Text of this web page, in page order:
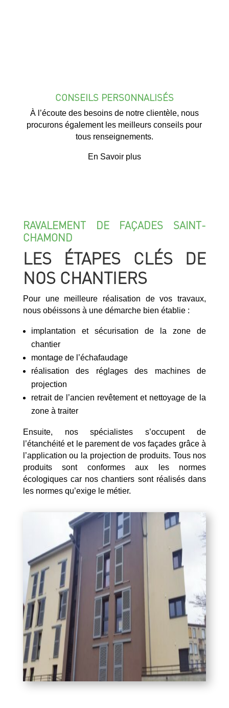
CONSEILS PERSONNALISÉS
À l’écoute des besoins de notre clientèle, nous
procurons également les meilleurs conseils pour
tous renseignements.
En Savoir plus
RAVALEMENT DE FAÇADES SAINT-
CHAMOND
LES ÉTAPES CLÉS DE
NOS CHANTIERS
Pour une meilleure réalisation de vos travaux,
nous obéissons à une démarche bien établie :
implantation et sécurisation de la zone de
chantier
montage de l’échafaudage
réalisation des réglages des machines de
projection
retrait de l’ancien revêtement et nettoyage de la
zone à traiter
Ensuite, nos spécialistes s’occupent de
l’étanchéité et le parement de vos façades grâce à
l’application ou la projection de produits. Tous nos
produits sont conformes aux les normes
écologiques car nos chantiers sont réalisés dans
les normes qu’exige le métier.
Mentions Légales
Politique de Confidentialité